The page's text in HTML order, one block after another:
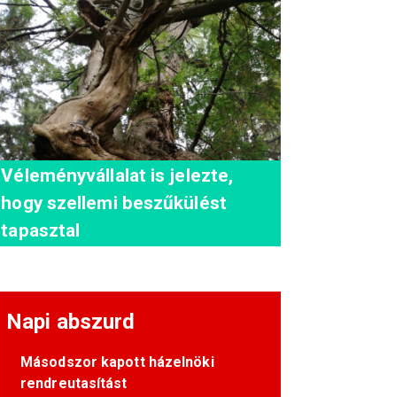
Véleményvállalat is jelezte,
hogy szellemi beszűkülést
tapasztal
Napi abszurd
Másodszor kapott házelnöki
rendreutasítást